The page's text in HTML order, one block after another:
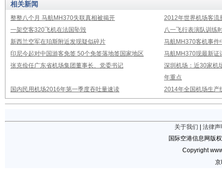
相关新闻
整整八个月 马航MH370失联真相被揭开
2012年世界机场客流
一架空客320飞机在法国坠毁
八一飞行表演队训练
新西兰空军在珀斯附近发现疑似碎片
马航MH370客机事件
印尼今起对中国游客免签 50个免签落地签国家地区
马航MH370现最新证
张克俭任广东省机场集团董事长、党委书记
深圳机场：近30家机
年重点
国内民用机场2016年第一季度吞吐量速读
2014年全国机场生产
关于我们
法律声
国际空港信息网版
Copyright